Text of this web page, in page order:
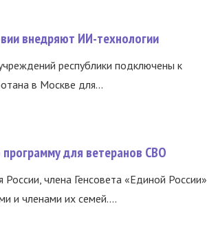
внедряют ИИ-технологии
республики подключены к
в Москве для...
для ветеранов СВО
России, члена Генсовета «Единой России»
и членами их семей....